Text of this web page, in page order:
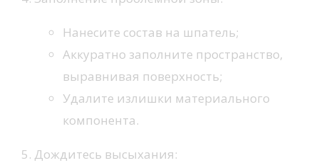
Нанесите состав на шпатель;
Аккуратно заполните пространство,
выравнивая поверхность;
Удалите излишки материального
компонента.
Дождитесь высыхания: